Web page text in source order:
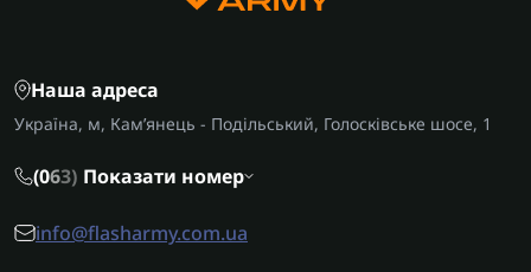
інструмент, який дозволяє вправному водію
Основні типи набору інструментів
Найпростіший базовий набір інструментів для
складається з основних ключів, кількох головок,
Наша адреса
Україна, м, Кам’янець - Подільський, Голосківське шосе, 1
(063) Показати номер
info@flasharmy.com.ua